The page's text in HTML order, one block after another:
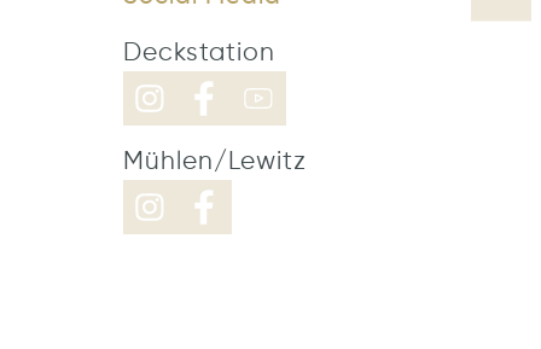
Deckstation
Mühlen/Lewitz